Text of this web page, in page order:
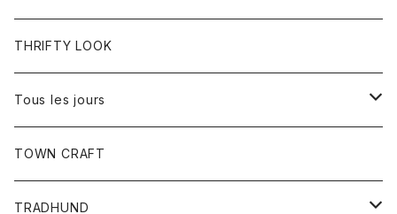
ワンピース
コート
トップス
Tシャツ
THRIFTY LOOK
Tous les jours
トップス
レディース
TOWN CRAFT
TRADHUND